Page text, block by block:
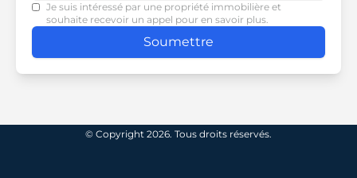
Je suis intéressé par une propriété immobilière et
souhaite recevoir un appel pour en savoir plus.
Soumettre
© Copyright 2026. Tous droits réservés.